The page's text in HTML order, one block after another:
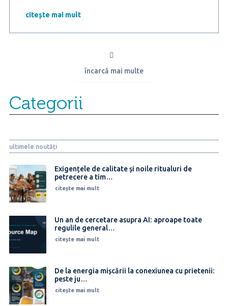
Stațiunea
destinație
citește mai mult
încarcă mai multe
Categorii
ultimele noutăți
Exigențele de calitate și noile ritualuri de
petrecere a tim…
citește mai mult
Un an de cercetare asupra AI: aproape toate
regulile general…
citește mai mult
De la energia mișcării la conexiunea cu prietenii:
peste ju…
citește mai mult